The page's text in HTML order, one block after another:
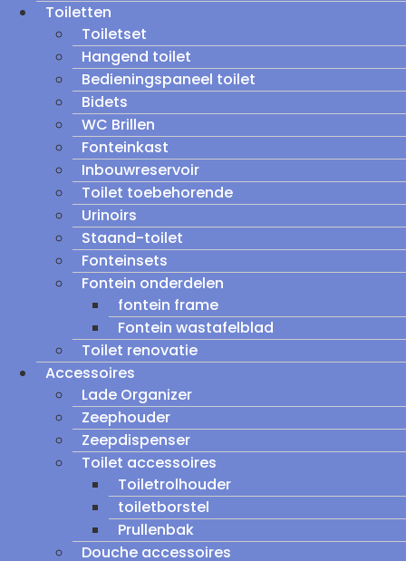
Toiletten
Toiletset
Hangend toilet
Bedieningspaneel toilet
Bidets
WC Brillen
Fonteinkast
Inbouwreservoir
Toilet toebehorende
Urinoirs
Staand-toilet
Fonteinsets
Fontein onderdelen
fontein frame
Fontein wastafelblad
Toilet renovatie
Accessoires
Lade Organizer
Zeephouder
Zeepdispenser
Toilet accessoires
Toiletrolhouder
toiletborstel
Prullenbak
Douche accessoires